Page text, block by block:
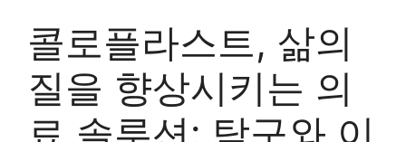
콜로플라스트, 삶의
질을 향상시키는 의
료 솔루션: 탐구와 이